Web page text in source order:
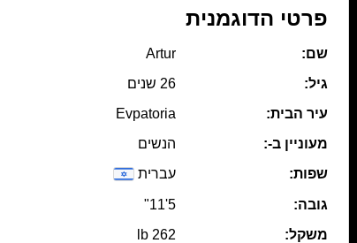
פרטי הדוגמנית
שם:
Artur
גיל:
26 שנים
עיר הבית:
Evpatoria
מעוניין ב-:
הנשים
שפות:
עברית
גובה:
5'11"
משקל:
262 lb